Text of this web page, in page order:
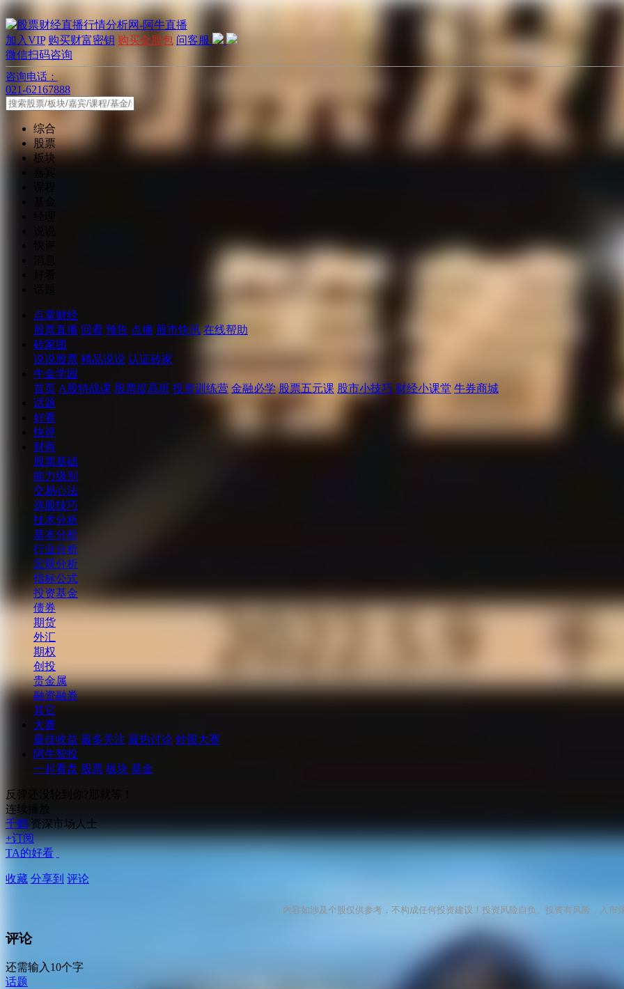
加入VIP 购买财富密钥 购买金股包 问客服
微信扫码咨询
咨询电话：
021-62167888
综合
股票
板块
点掌财经
股票直播 回看 预告 点播 股市快讯 在线帮助
砖家团
说说股票 精品说说 认证砖家
牛金学园
首页 A股特战课 股票提高班 投资训练营 金融必学 股票五元课 股市小技巧 财经小课堂 牛券商城
话题
好看
快评
财商
股票基础
能力级别
交易心法
选股技巧
技术分析
基本分析
行业分析
宏观分析
指标公式
投资基金
债券
期货
外汇
期权
创投
贵金属
融资融券
其它
大赛
最佳收益 最多关注 最热讨论 炒股大赛
阿牛智投
一起看盘 股票 板块 基金
反弹还没轮到你?那就等！
连续播放
千鹤 资深市场人士
+订阅
TA的好看
收藏 分享到 评论
内容如涉及个股仅供参考，不构成任何投资建议！投资风险自负。投资有风险，入市
评论
还需输入10个字
话题